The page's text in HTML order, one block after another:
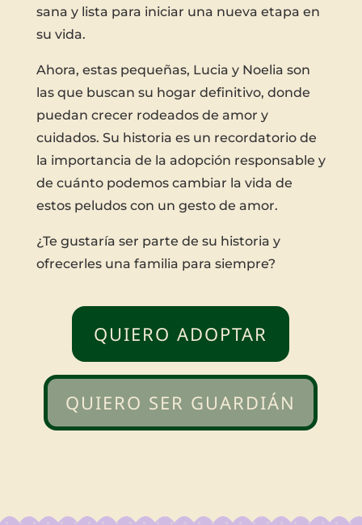
sana y lista para iniciar una nueva etapa en
su vida.
Ahora, estas pequeñas, Lucia y Noelia son
las que buscan su hogar definitivo, donde
puedan crecer rodeados de amor y
cuidados. Su historia es un recordatorio de
la importancia de la adopción responsable y
de cuánto podemos cambiar la vida de
estos peludos con un gesto de amor.
¿Te gustaría ser parte de su historia y
ofrecerles una familia para siempre?
QUIERO ADOPTAR
QUIERO SER GUARDIÁN